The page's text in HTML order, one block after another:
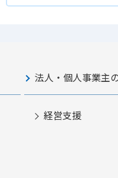
法人・個人事業主
経営支援